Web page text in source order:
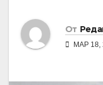
От
МАР 18,